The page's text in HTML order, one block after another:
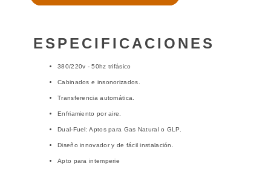
ESPECIFICACIONES
380/220v - 50hz trifásico
Cabinados e insonorizados.
Transferencia automática.
Enfriamiento por aire.
Dual-Fuel: Aptos para Gas Natural o GLP.
Diseño innovador y de fácil instalación.
Apto para intemperie